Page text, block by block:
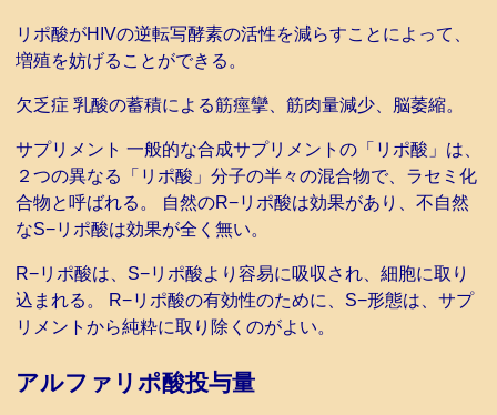
リポ酸がHIVの逆転写酵素の活性を減らすことによって、
増殖を妨げることができる。
欠乏症 乳酸の蓄積による筋痙攣、筋肉量減少、脳萎縮。
サプリメント 一般的な合成サプリメントの「リポ酸」は、
２つの異なる「リポ酸」分子の半々の混合物で、ラセミ化
合物と呼ばれる。 自然のR−リポ酸は効果があり、不自然
なS−リポ酸は効果が全く無い。
R−リポ酸は、S−リポ酸より容易に吸収され、細胞に取り
込まれる。 R−リポ酸の有効性のために、S−形態は、サプ
リメントから純粋に取り除くのがよい。
アルファリポ酸投与量